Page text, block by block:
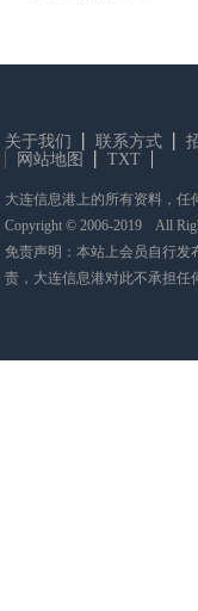
关于我们 联系方式
网站地图
TXT
大连信息港上的所有资料，
Copyright © 2006-2019 All
免责声明：本站上会员自行发
责，大连信息港对此不承担任